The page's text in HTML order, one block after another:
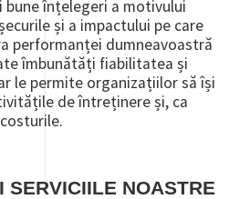
bune înțelegeri a motivului
și a impactului pe care
performanței dumneavoastră
îmbunătăți fiabilitatea și
le permite organizațiilor să își
de întreținere și, ca
SERVICIILE NOASTRE